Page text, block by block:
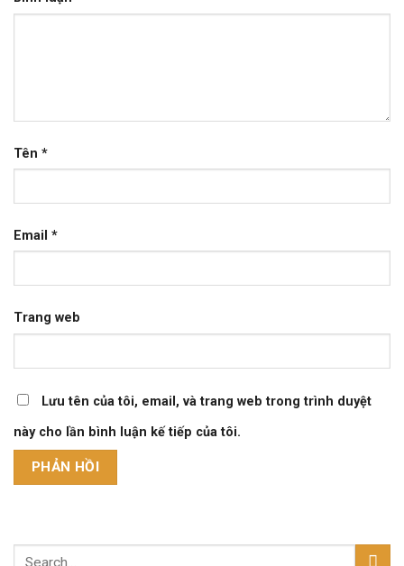
Tên *
Email *
Trang web
Lưu tên của tôi, email, và trang web trong trình duyệt
này cho lần bình luận kế tiếp của tôi.